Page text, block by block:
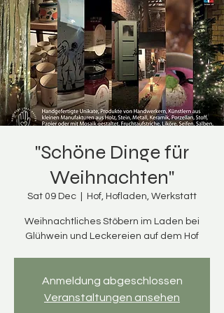
"Schöne Dinge für
Weihnachten"
Sat 09 Dec Hof, Hofladen, Werkstatt
Weihnachtliches Stöbern im Laden bei
Glühwein und Leckereien auf dem Hof
Anmeldung abgeschlossen
Veranstaltungen ansehen